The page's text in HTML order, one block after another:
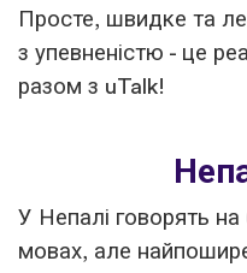
Просте, швидке та
з упевненістю - це
разом з uTalk!
У Непалі говорять на
мовах, але